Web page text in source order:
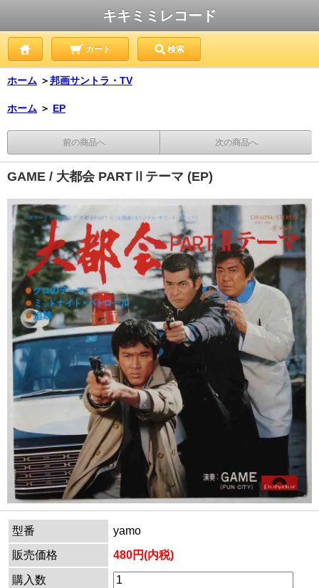
キキミミレコード
カート 検索
ホーム ＞邦画サントラ・TV
ホーム ＞ EP
前の商品へ 次の商品へ
GAME / 大都会 PARTⅡテーマ (EP)
型番
yamo
販売価格
480円(内税)
購入数